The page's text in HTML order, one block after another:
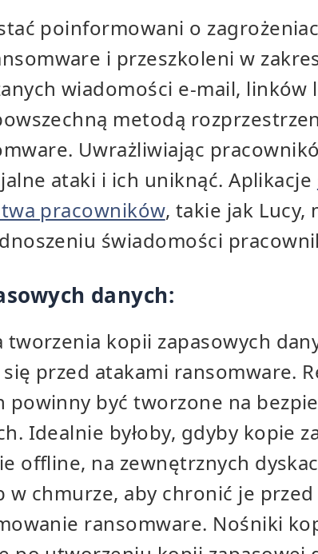
poinformowani o
i przeszkoleni w
wiadomości e-mail, linków
metodą
Uwrażliwiając
ataki i ich uniknąć. Aplikacje
pracowników, takie jak Lucy,
świadomości
danych:
kopii zapasowych
przed atakami ransomware.
powinny być tworzone na
Idealnie byłoby, gdyby kopie
offline, na zewnętrznych
w chmurze, aby chronić je
ransomware. Nośniki